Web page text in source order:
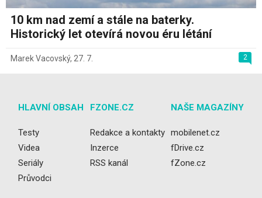
10 km nad zemí a stále na baterky.
Historický let otevírá novou éru létání
2
Marek Vacovský, 27. 7.
HLAVNÍ OBSAH
Testy
Videa
Seriály
Průvodci
FZONE.CZ
Redakce a kontakty
Inzerce
RSS kanál
NAŠE MAGAZÍNY
mobilenet.cz
fDrive.cz
fZone.cz